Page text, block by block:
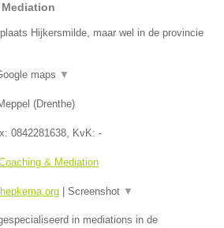
Mediation
Hijkersmilde, maar wel in de provincie
maps ▼
(Drenthe)
0842281638, KvK: -
& Mediation
Screenshot ▼
in mediations in de